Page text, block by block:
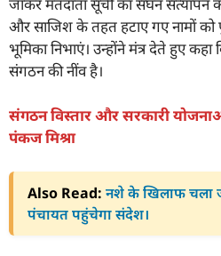
और साजिश के तहत हटाए गए नामों को
भूमिका निभाएं। उन्होंने मंत्र देते हुए
संगठन की नींव है।
संगठन विस्तार और सरकारी
पंकज मिश्रा
Also Read: नशे के खिलाफ चला
पंचायत पहुंचेगा संदेश।